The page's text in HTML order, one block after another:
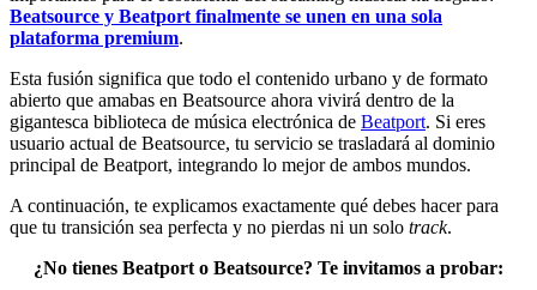
Beatsource y Beatport finalmente se unen en una sola
plataforma premium.
Esta fusión significa que todo el contenido urbano y de formato
abierto que amabas en Beatsource ahora vivirá dentro de la
gigantesca biblioteca de música electrónica de Beatport. Si eres
usuario actual de Beatsource, tu servicio se trasladará al dominio
principal de Beatport, integrando lo mejor de ambos mundos.
A continuación, te explicamos exactamente qué debes hacer para
que tu transición sea perfecta y no pierdas ni un solo track.
¿No tienes Beatport o Beatsource? Te invitamos a probar: